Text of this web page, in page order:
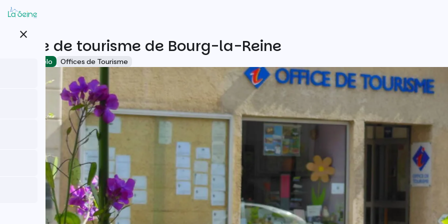
Aller
au
principal
close
Office de tourisme de Bourg-la-Reine
Accueil Vélo Offices de Tourisme